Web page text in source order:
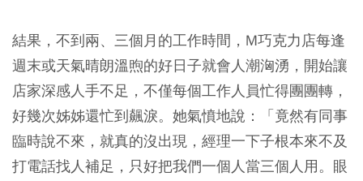
結果，不到兩、三個月的工作時間，M巧克力店每逢
週末或天氣晴朗溫煦的好日子就會人潮洶湧，開始讓
店家深感人手不足，不僅每個工作人員忙得團團轉，
好幾次姊姊還忙到飆淚。她氣憤地說：「竟然有同事
臨時說不來，就真的沒出現，經理一下子根本來不及
打電話找人補足，只好把我們一個人當三個人用。眼